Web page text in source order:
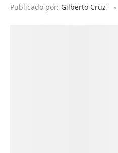
Publicado por: Gilberto Cruz